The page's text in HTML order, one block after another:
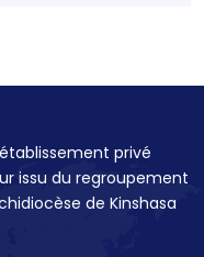
privé
issu du regroupement
de Kinshasa